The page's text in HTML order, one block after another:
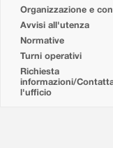
Organizzazione e
Avvisi all'utenza
Normative
Turni operativi
Richiesta
informazioni/
l'ufficio